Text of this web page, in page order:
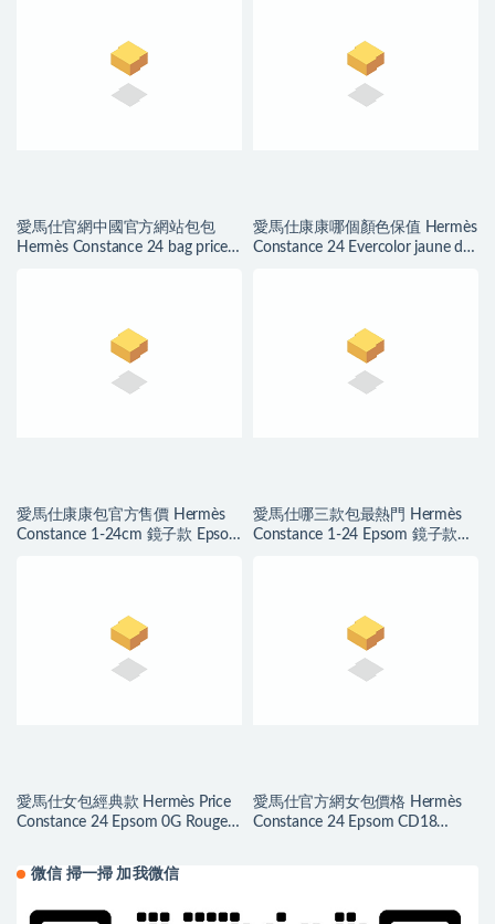
愛馬仕官網中國官方網站包包
Hermès Constance 24 bag price
愛馬仕康康哪個顏色保值 Hermès
Constance 24 Evercolor jaune de
愛馬仕康康包官方售價 Hermès
Constance 1-24cm 鏡子款 Epsom
愛馬仕哪三款包最熱門 Hermès
Constance 1-24 Epsom 鏡子款
愛馬仕女包經典款 Hermès Price
Constance 24 Epsom 0G Rouge
愛馬仕官方網女包價格 Hermès
Constance 24 Epsom CD18
微信 掃一掃 加我微信